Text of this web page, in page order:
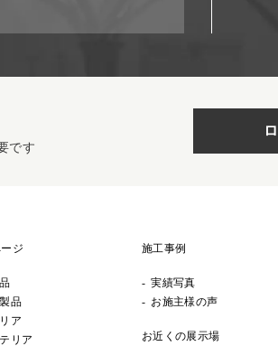
です
ジ
品
ア
リア
施工事例
実績写真
お施主様の声
お近くの展示場